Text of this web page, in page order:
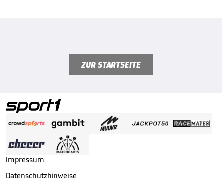
ZUR STARTSEITE
Impressum
Datenschutzhinweise